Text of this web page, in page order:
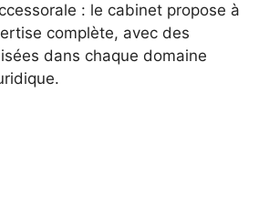
: le cabinet propose à
complète, avec des
dans chaque domaine